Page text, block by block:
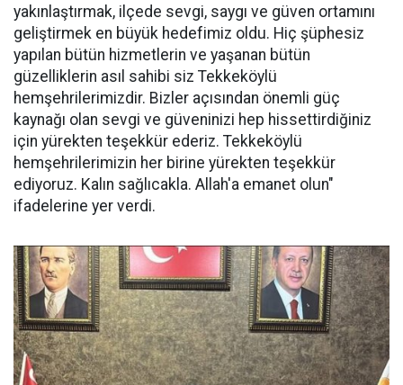
yakınlaştırmak, ilçede sevgi, saygı ve güven ortamını
geliştirmek en büyük hedefimiz oldu. Hiç şüphesiz
yapılan bütün hizmetlerin ve yaşanan bütün
güzelliklerin asıl sahibi siz Tekkeköylü
hemşehrilerimizdir. Bizler açısından önemli güç
kaynağı olan sevgi ve güveninizi hep hissettirdiğiniz
için yürekten teşekkür ederiz. Tekkeköylü
hemşehrilerimizin her birine yürekten teşekkür
ediyoruz. Kalın sağlıcakla. Allah'a emanet olun"
ifadelerine yer verdi.